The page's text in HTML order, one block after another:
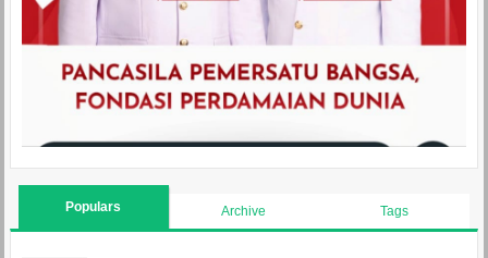
Populars Archive Tags